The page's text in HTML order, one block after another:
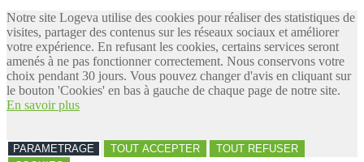
Notre site Logeva utilise des cookies pour réaliser des statistiques de
visites, partager des contenus sur les réseaux sociaux et améliorer
votre expérience. En refusant les cookies, certains services seront
amenés à ne pas fonctionner correctement. Nous conservons votre
choix pendant 30 jours. Vous pouvez changer d'avis en cliquant sur
le bouton 'Cookies' en bas à gauche de chaque page de notre site.
En savoir plus
PARAMETRAGE TOUT ACCEPTER
TOUT REFUSER